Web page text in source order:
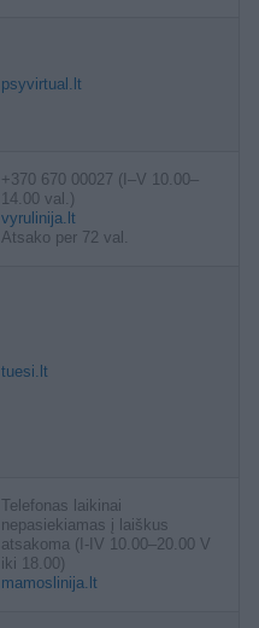
psyvirtual.lt
+370 670 00027 (I–V 10.00–
14.00 val.)
vyrulinija.lt
Atsako per 72 val.
tuesi.lt
Telefonas laikinai
nepasiekiamas į laiškus
atsakoma (I-IV 10.00–20.00 V
iki 18.00)
mamoslinija.lt